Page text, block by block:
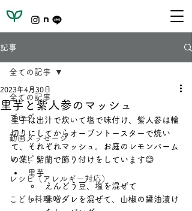
記事
全ての記事
ブログ
動画メッセージ
レシピ
レシピ（アレルギー対応）
こども料理
全ての記事
里芋と紫人参のマッシュ
2023年4月30日
里芋は出汁で炊いて塩で味付け、紫人参は輪
切りにしてからオーブントースターで焼い
て、それぞれマッシュ。お庭のレモンバーム
の葉、紫蘭で飾り付けをしています😊
里芋
えんどう豆、塩を混ぜて
味噌ダレを混ぜて、山椒の醤油漬け